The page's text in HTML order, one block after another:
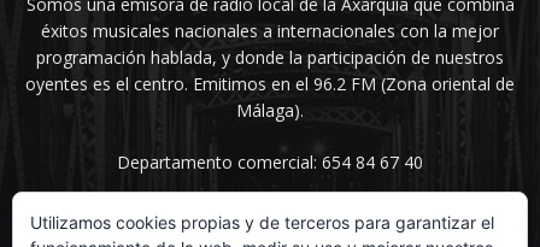
Somos una emisora de radio local de la Axarquía que combina
éxitos musicales nacionales a internacionales con la mejor
programación hablada, y donde la participación de nuestros
oyentes es el centro. Emitimos en el 96.2 FM (Zona oriental de
Málaga).
Departamento comercial: 654 84 67 40
Utilizamos cookies propias y de terceros para garantizar el